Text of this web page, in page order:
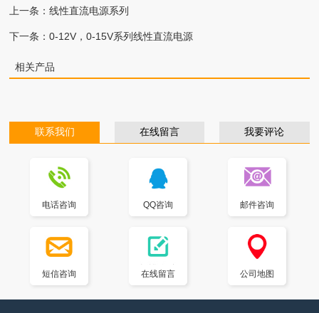
上一条：线性直流电源系列
下一条：0-12V，0-15V系列线性直流电源
相关产品
联系我们 在线留言 我要评论
电话咨询 QQ咨询 邮件咨询
短信咨询 在线留言 公司地图